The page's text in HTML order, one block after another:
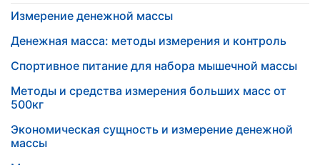
Измерение денежной массы
Денежная масса: методы измерения и контроль
Спортивное питание для набора мышечной массы
Методы и средства измерения больших масс от
500кг
Экономическая сущность и измерение денежной
массы